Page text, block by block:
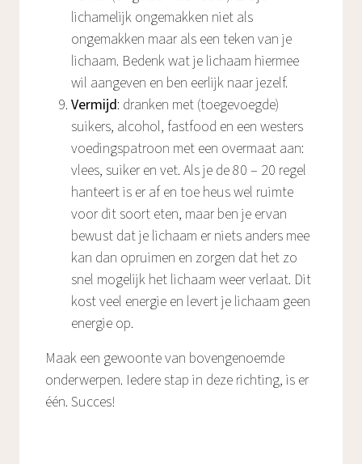
lichamelijk ongemakken niet als
ongemakken maar als een teken van je
lichaam. Bedenk wat je lichaam hiermee
wil aangeven en ben eerlijk naar jezelf.
Vermijd: dranken met (toegevoegde)
suikers, alcohol, fastfood en een westers
voedingspatroon met een overmaat aan:
vlees, suiker en vet. Als je de 80 – 20 regel
hanteert is er af en toe heus wel ruimte
voor dit soort eten, maar ben je ervan
bewust dat je lichaam er niets anders mee
kan dan opruimen en zorgen dat het zo
snel mogelijk het lichaam weer verlaat. Dit
kost veel energie en levert je lichaam geen
energie op.
Maak een gewoonte van bovengenoemde
onderwerpen. Iedere stap in deze richting, is er
één. Succes!